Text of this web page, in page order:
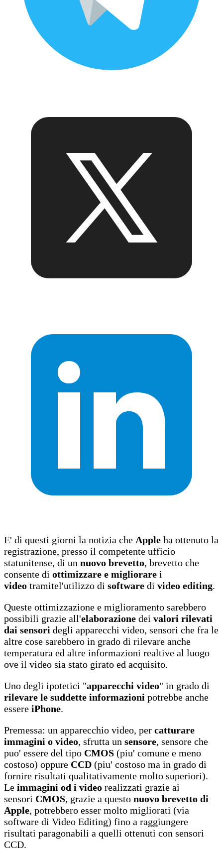
E' di questi giorni la notizia che Apple ha ottenuto la
registrazione, presso il competente ufficio
statunitense, di un nuovo brevetto, brevetto che
consente di ottimizzare e migliorare i
video tramitel'utilizzo di software di video editing.
Queste ottimizzazione e miglioramento sarebbero
possibili grazie all'elaborazione dei valori rilevati
dai sensori degli apparecchi video, sensori che fra le
altre cose sarebbero in grado di rilevare anche
temperatura ed altre informazioni realtive al luogo
ove il video sia stato girato ed acquisito.
Uno degli ipotetici "apparecchi video" in grado di
rilevare le suddette informazioni potrebbe anche
essere iPhone.
Premessa: un apparecchio video, per catturare
immagini o video, sfrutta un sensore, sensore che
puo' essere del tipo CMOS (piu' comune e meno
costoso) oppure CCD (piu' costoso ma in grado di
fornire risultati qualitativamente molto superiori).
Le immagini od i video realizzati grazie ai
sensori CMOS, grazie a questo nuovo brevetto di
Apple, potrebbero esser molto migliorati (via
software di Video Editing) fino a raggiungere
risultati paragonabili a quelli ottenuti con sensori
CCD.